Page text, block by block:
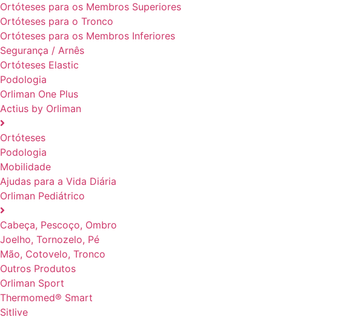
Ortóteses para os Membros Superiores
Ortóteses para o Tronco
Ortóteses para os Membros Inferiores
Segurança / Arnês
Ortóteses Elastic
Podologia
Orliman One Plus
Actius by Orliman
Ortóteses
Podologia
Mobilidade
Ajudas para a Vida Diária
Orliman Pediátrico
Cabeça, Pescoço, Ombro
Joelho, Tornozelo, Pé
Mão, Cotovelo, Tronco
Outros Produtos
Orliman Sport
Thermomed® Smart
Sitlive